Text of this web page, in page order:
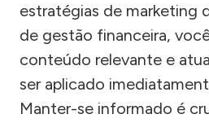
estratégias de marketing
de gestão financeira,
conteúdo relevante e
ser aplicado
Manter-se informado é